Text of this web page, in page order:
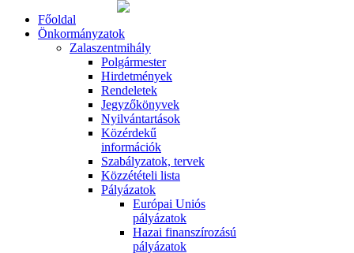
Főoldal
Önkormányzatok
Zalaszentmihály
Polgármester
Hirdetmények
Rendeletek
Jegyzőkönyvek
Nyilvántartások
Közérdekű
információk
Szabályzatok, tervek
Közzétételi lista
Pályázatok
Európai Uniós
pályázatok
Hazai finanszírozású
pályázatok